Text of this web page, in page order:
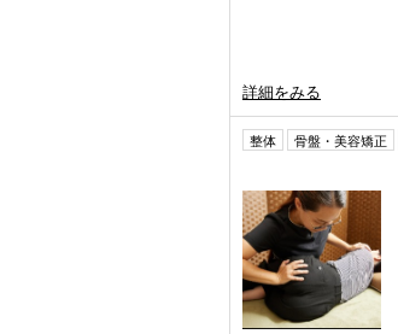
詳細をみる
整体 骨盤・美容矯正